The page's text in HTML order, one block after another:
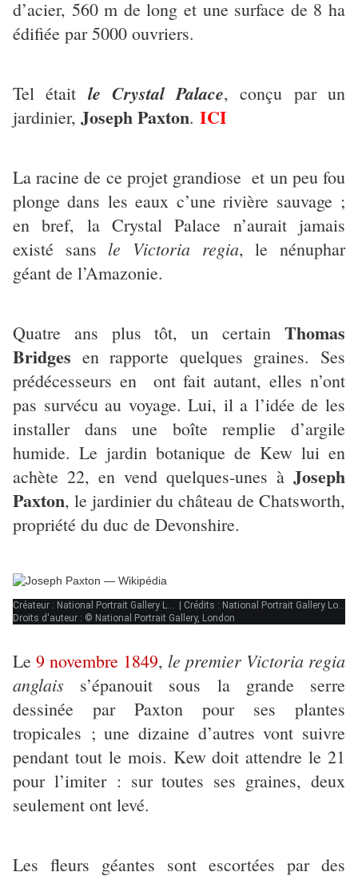
d’acier, 560 m de long et une surface de 8 ha
édifiée par 5000 ouvriers.
Tel était le Crystal Palace, conçu par un
jardinier, Joseph Paxton. ICI
La racine de ce projet grandiose et un peu fou
plonge dans les eaux c’une rivière sauvage ;
en bref, la Crystal Palace n’aurait jamais
existé sans le Victoria regia, le nénuphar
géant de l’Amazonie.
Quatre ans plus tôt, un certain Thomas
Bridges en rapporte quelques graines. Ses
prédécesseurs en ont fait autant, elles n’ont
pas survécu au voyage. Lui, il a l’idée de les
installer dans une boîte remplie d’argile
humide. Le jardin botanique de Kew lui en
achète 22, en vend quelques-unes à Joseph
Paxton, le jardinier du château de Chatsworth,
propriété du duc de Devonshire.
Créateur : National Portrait Gallery London
Crédits : National Portrait Gallery London
Droits d'auteur : © National Portrait Gallery, London
Le 9 novembre 1849, le premier Victoria regia
anglais s’épanouit sous la grande serre
dessinée par Paxton pour ses plantes
tropicales ; une dizaine d’autres vont suivre
pendant tout le mois. Kew doit attendre le 21
pour l’imiter : sur toutes ses graines, deux
seulement ont levé.
Les fleurs géantes sont escortées par des